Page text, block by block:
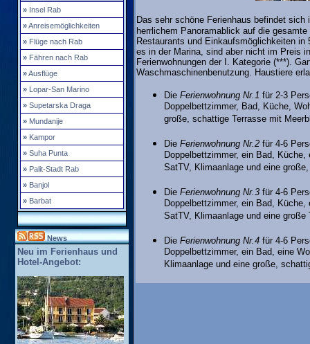
» Insel Rab
»Anreisemöglichkeiten
» Flüge nach Rab
» Fähren nach Rab
»Ausflüge
» Lopar-San Marino
» Supetarska Draga
» Mundanije
» Kampor
» Suha Punta
» Palit-Stadt Rab
» Banjol
» Barbat
News
Neu im Ferienhaus und
Hotel-Angebot:
Das sehr schöne Ferienhaus befindet sich
herrlichem Panoramablick auf die
Restaurants und Einkaufsmöglichkeiten
es in der Marina, sind aber nicht im Preis
Ferienwohnungen der I. Kategorie (***).
Waschmaschinenbenutzung. Haustiere
Die Ferienwohnung Nr.1 für 2-3
Doppelbettzimmer, Bad, Küche,
große, schattige Terrasse mit
Die Ferienwohnung Nr.2 für 4-6
Doppelbettzimmer, ein Bad,
SatTV, Klimaanlage und eine
Die Ferienwohnung Nr.3 für 4-6
Doppelbettzimmer, ein Bad,
SatTV, Klimaanlage und eine
Die Ferienwohnung Nr.4 für 4-6
Doppelbettzimmer, ein Bad, eine
Klimaanlage und eine große,